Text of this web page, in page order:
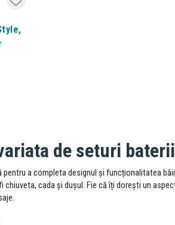
de seturi
pentru a completa designul și funcționalitatea
chiuveta, cada și dușul. Fie că îți dorești un